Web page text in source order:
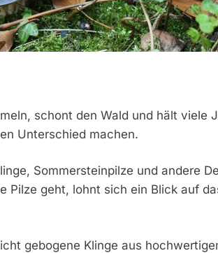
schont den Wald und hält viele
Unterschied machen.
Sommersteinpilze und andere
Pilze geht, lohnt sich ein Blick auf
gebogene Klinge aus